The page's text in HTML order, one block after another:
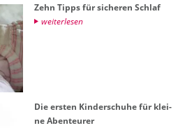
Zehn Tipps für si­che­ren Schlaf
wei­ter­le­sen
Die ers­ten Kin­der­schu­he für klei­
ne Aben­teu­rer